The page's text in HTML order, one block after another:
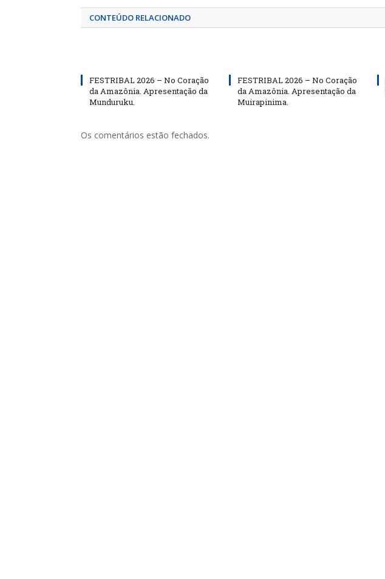
CONTEÚDO RELACIONADO
FESTRIBAL 2026 – No Coração
da Amazônia. Apresentação da
Munduruku.
FESTRIBAL 2026 – No Coração
da Amazônia. Apresentação da
Muirapinima.
Os comentários estão fechados.